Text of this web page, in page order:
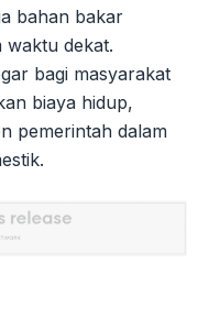
bahan bakar
waktu dekat.
bagi masyarakat
biaya hidup,
pemerintah dalam